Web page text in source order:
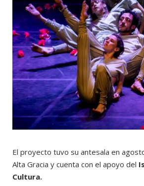
El proyecto tuvo su antesala en
Alta Gracia y cuenta con el apoyo del
Cultura.